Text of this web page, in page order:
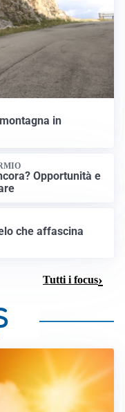
in
Opportunità e
che affascina
Tutti i focus